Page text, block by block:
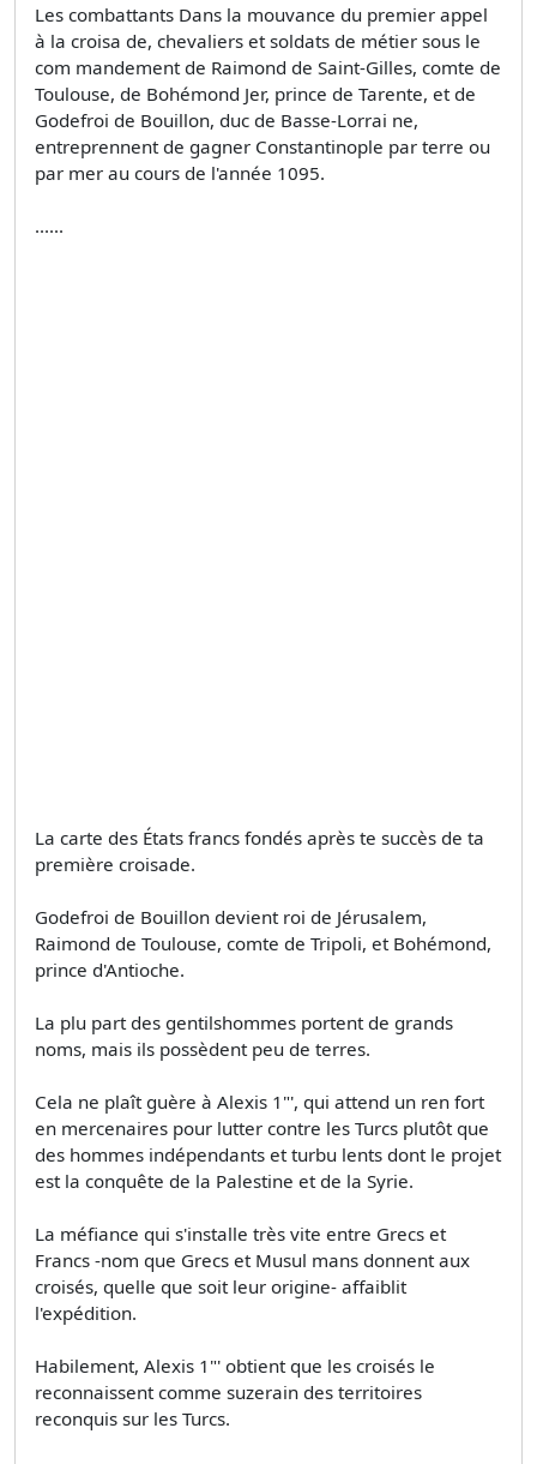
Les combattants Dans la mouvance du premier appel
à la croisa­ de, chevaliers et soldats de métier sous le
com­ mandement de Raimond de Saint-Gilles, comte de
Toulouse, de Bohémond Jer, prince de Tarente, et de
Godefroi de Bouillon, duc de Basse-Lorrai­ ne,
entreprennent de gagner Constantinople par terre ou
par mer au cours de l'année 1095.
......
La carte des États francs fondés après te succès de ta
première croisade.
Godefroi de Bouillon devient roi de Jérusalem,
Raimond de Toulouse, comte de Tripoli, et Bohémond,
prince d'Antioche.
La plu part des gentilshommes portent de grands
noms, mais ils possèdent peu de terres.
Cela ne plaît guère à Alexis 1"', qui attend un ren­ fort
en mercenaires pour lutter contre les Turcs plutôt que
des hommes indépendants et turbu­ lents dont le projet
est la conquête de la Palestine et de la Syrie.
La méfiance qui s'installe très vite entre Grecs et
Francs -nom que Grecs et Musul­ mans donnent aux
croisés, quelle que soit leur origine- affaiblit
l'expédition.
Habilement, Alexis 1"' obtient que les croisés le
reconnaissent comme suzerain des territoires
reconquis sur les Turcs.